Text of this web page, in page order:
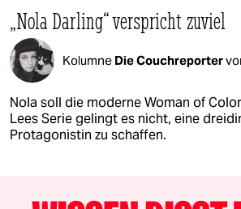
„Nola Darling“ verspricht zuviel
Kolumne Die Couchreporter
Nola soll die moderne Woman of
Lees Serie gelingt es nicht, eine
Protagonistin zu schaffen.